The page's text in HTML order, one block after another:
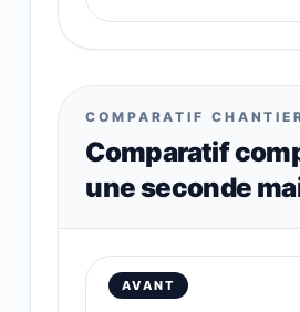
COMPARATIF
Comparatif
une seconde
AVANT